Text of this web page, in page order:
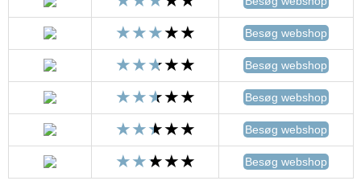
Besøg webshop
Besøg webshop
Besøg webshop
Besøg webshop
Besøg webshop